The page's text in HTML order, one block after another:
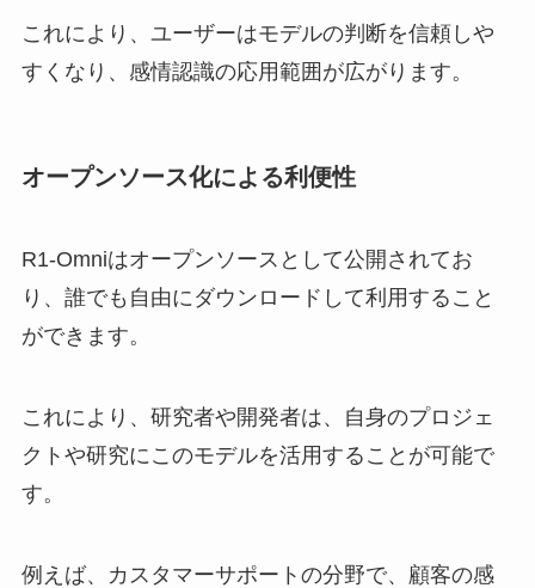
これにより、ユーザーはモデルの判断を信頼しや
すくなり、感情認識の応用範囲が広がります。​
オープンソース化による利便性
R1-Omniはオープンソースとして公開されてお
り、誰でも自由にダウンロードして利用すること
ができます。​
これにより、研究者や開発者は、自身のプロジェ
クトや研究にこのモデルを活用することが可能で
す。​
例えば、カスタマーサポートの分野で、顧客の感